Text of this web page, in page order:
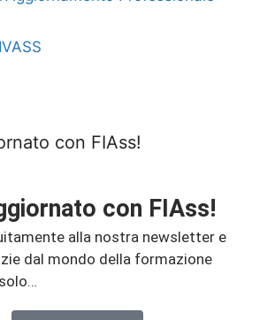
con FIAss!
con FIAss!
alla nostra newsletter e
dal mondo della formazione